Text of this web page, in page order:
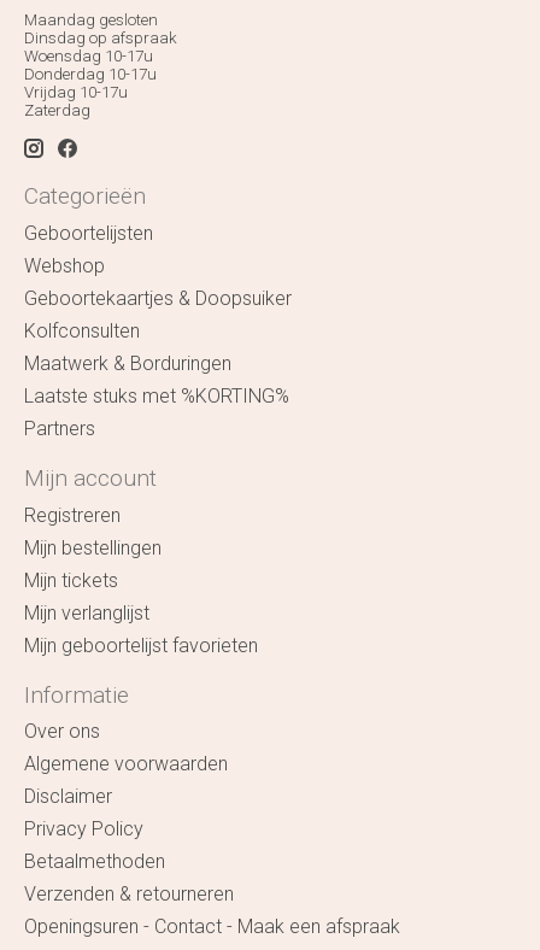
Maandag gesloten
Dinsdag op afspraak
Woensdag 10-17u
Donderdag 10-17u
Vrijdag 10-17u
Zaterdag
Categorieën
Geboortelijsten
Webshop
Geboortekaartjes & Doopsuiker
Kolfconsulten
Maatwerk & Borduringen
Laatste stuks met %KORTING%
Partners
Mijn account
Registreren
Mijn bestellingen
Mijn tickets
Mijn verlanglijst
Mijn geboortelijst favorieten
Informatie
Over ons
Algemene voorwaarden
Disclaimer
Privacy Policy
Betaalmethoden
Verzenden & retourneren
Openingsuren - Contact - Maak een afspraak